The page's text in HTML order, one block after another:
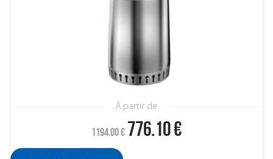
À partir de
1194.00€ 776.10€